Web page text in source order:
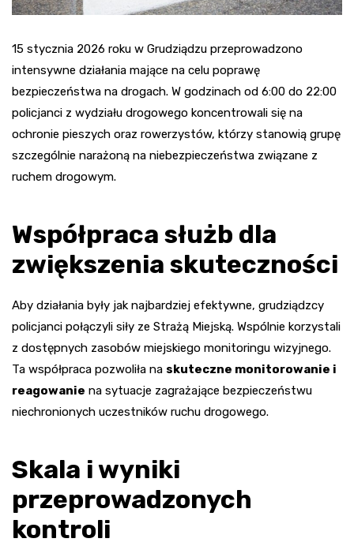
15 stycznia 2026 roku w Grudziądzu przeprowadzono
intensywne działania mające na celu poprawę
bezpieczeństwa na drogach. W godzinach od 6:00 do 22:00
policjanci z wydziału drogowego koncentrowali się na
ochronie pieszych oraz rowerzystów, którzy stanowią grupę
szczególnie narażoną na niebezpieczeństwa związane z
ruchem drogowym.
Współpraca służb dla
zwiększenia skuteczności
Aby działania były jak najbardziej efektywne, grudziądzcy
policjanci połączyli siły ze Strażą Miejską. Wspólnie korzystali
z dostępnych zasobów miejskiego monitoringu wizyjnego.
Ta współpraca pozwoliła na skuteczne monitorowanie i
reagowanie na sytuacje zagrażające bezpieczeństwu
niechronionych uczestników ruchu drogowego.
Skala i wyniki
przeprowadzonych
kontroli